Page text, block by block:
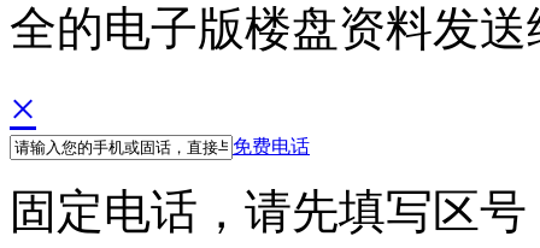
全的电子版楼盘资料发送
×
免费电话
固定电话，请先填写区